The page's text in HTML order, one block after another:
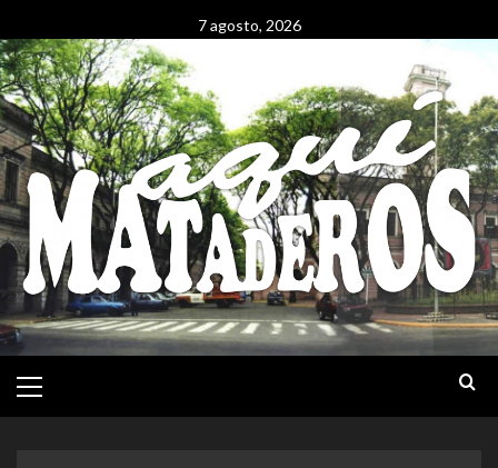
al
contenido
7 agosto, 2026
Principal